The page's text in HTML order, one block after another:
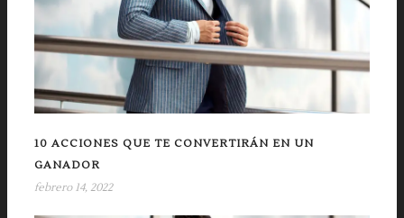
10 ACCIONES QUE TE CONVERTIRÁN EN UN
GANADOR
febrero 14, 2022